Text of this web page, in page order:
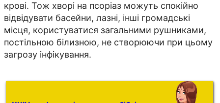
крові. Тож хворі на псоріаз можуть спокійно
відвідувати басейни, лазні, інші громадські
місця, користуватися загальними рушниками,
постільною білизною, не створюючи при цьому
загрозу інфікування.